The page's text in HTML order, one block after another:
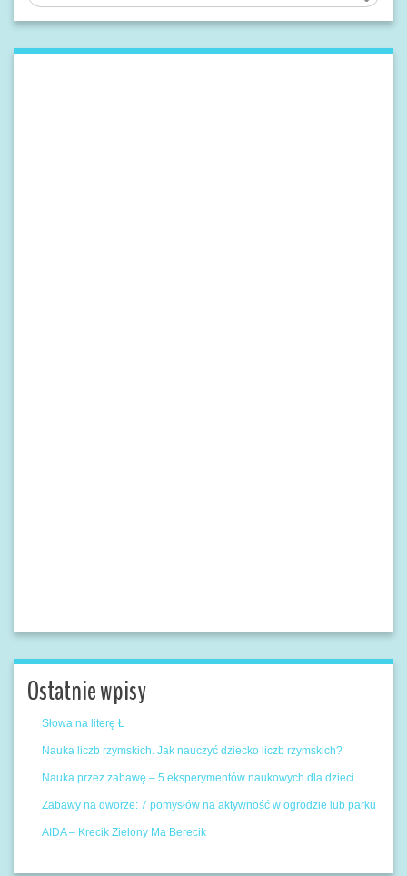
Ostatnie wpisy
Słowa na literę Ł
Nauka liczb rzymskich. Jak nauczyć dziecko liczb rzymskich?
Nauka przez zabawę – 5 eksperymentów naukowych dla dzieci
Zabawy na dworze: 7 pomysłów na aktywność w ogrodzie lub parku
AIDA – Krecik Zielony Ma Berecik